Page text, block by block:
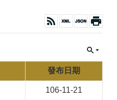
發布日期
106-11-21